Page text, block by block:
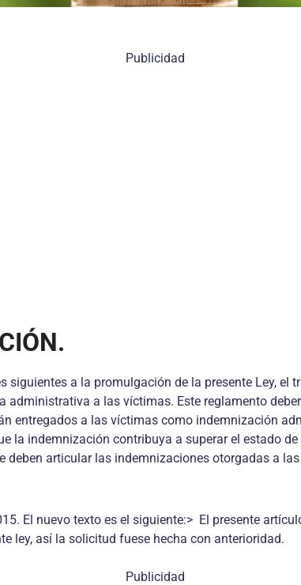
Publicidad
siguientes a la promulgación de la presente Ley,
a las víctimas. Este reglamento
entregados a las víctimas como indemnización
la indemnización contribuya a superar el estado
articular las indemnizaciones otorgadas a
El nuevo texto es el siguiente:> El presente
ley, así la solicitud fuese hecha con anterioridad.
Publicidad